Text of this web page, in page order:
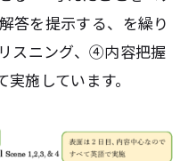
を提示する、を繰り
スニング、④内容把握
施しています。